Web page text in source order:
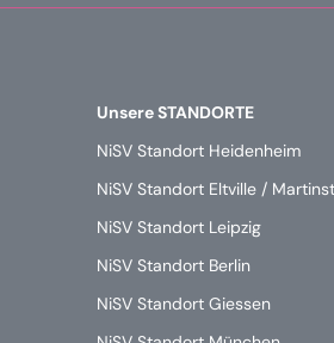
Unsere STANDORTE
NiSV Standort Heidenheim
NiSV Standort Eltville /
NiSV Standort Leipzig
NiSV Standort Berlin
NiSV Standort Giessen